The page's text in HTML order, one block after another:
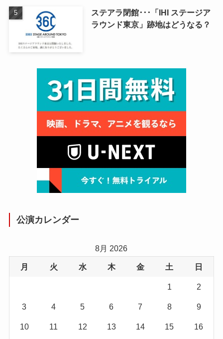
ステアラ閉館･･･「IHI ステージア
ラウンド東京」跡地はどうなる？
公演カレンダー
8月 2026
月 火 水 木 金 土 日
1 2
3 4 5 6 7 8 9
10 11 12 13 14 15 16